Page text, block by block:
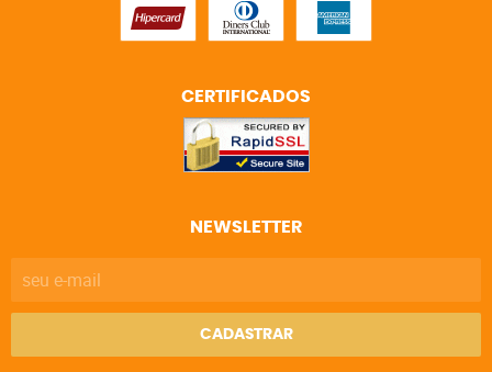
CERTIFICADOS
NEWSLETTER
CADASTRAR